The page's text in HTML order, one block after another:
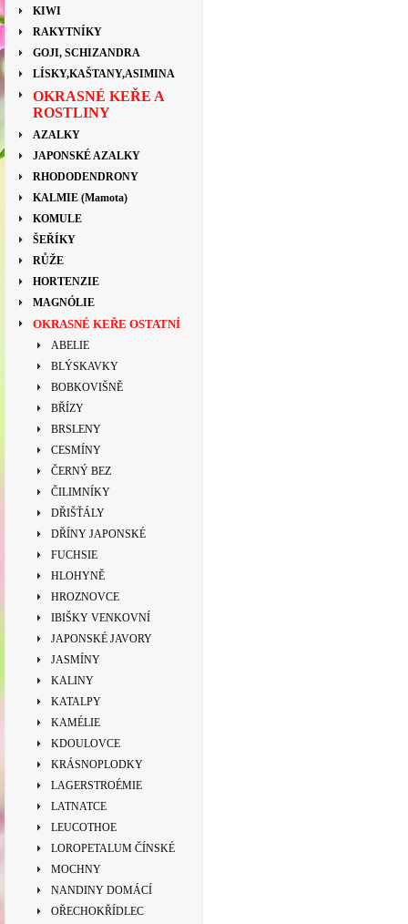
KIWI
RAKYTNÍKY
GOJI, SCHIZANDRA
LÍSKY,KAŠTANY,ASIMINA
OKRASNÉ KEŘE A
ROSTLINY
AZALKY
JAPONSKÉ AZALKY
RHODODENDRONY
KALMIE (Mamota)
KOMULE
ŠEŘÍKY
RŮŽE
HORTENZIE
MAGNÓLIE
OKRASNÉ KEŘE OSTATNÍ
ABELIE
BLÝSKAVKY
BOBKOVIŠNĚ
BŘÍZY
BRSLENY
CESMÍNY
ČERNÝ BEZ
ČILIMNÍKY
DŘIŠŤÁLY
DŘÍNY JAPONSKÉ
FUCHSIE
HLOHYNĚ
HROZNOVCE
IBIŠKY VENKOVNÍ
JAPONSKÉ JAVORY
JASMÍNY
KALINY
KATALPY
KAMÉLIE
KDOULOVCE
KRÁSNOPLODKY
LAGERSTROÉMIE
LATNATCE
LEUCOTHOE
LOROPETALUM ČÍNSKÉ
MOCHNY
NANDINY DOMÁCÍ
OŘECHOKŘÍDLEC